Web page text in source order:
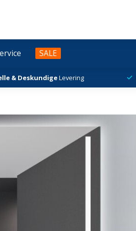
SALE
& DeskundigeLevering